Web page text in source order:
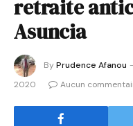
retraite
Asuncia
ByPrudence Afanou
2020
Aucun